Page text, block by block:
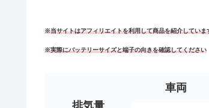
※当サイトはアフィリエイトを利用して商品を紹介していま
※実際にバッテリーサイズと端子の向きを確認してください
車両